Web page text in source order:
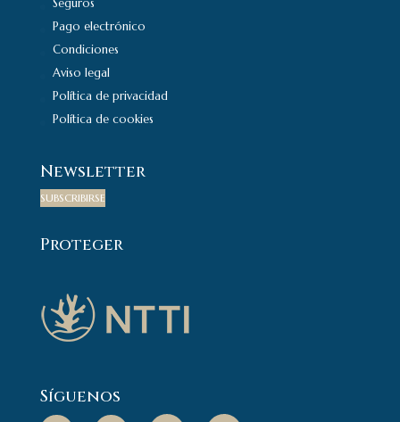
Seguros
Pago electrónico
Condiciones
Aviso legal
Política de privacidad
Política de cookies
Newsletter
SUBSCRIBIRSE
Proteger
Síguenos